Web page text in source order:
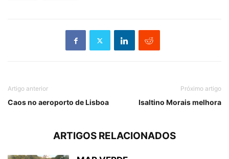
Artigo anterior
Caos no aeroporto de Lisboa
Próximo artigo
Isaltino Morais melhora
ARTIGOS RELACIONADOS